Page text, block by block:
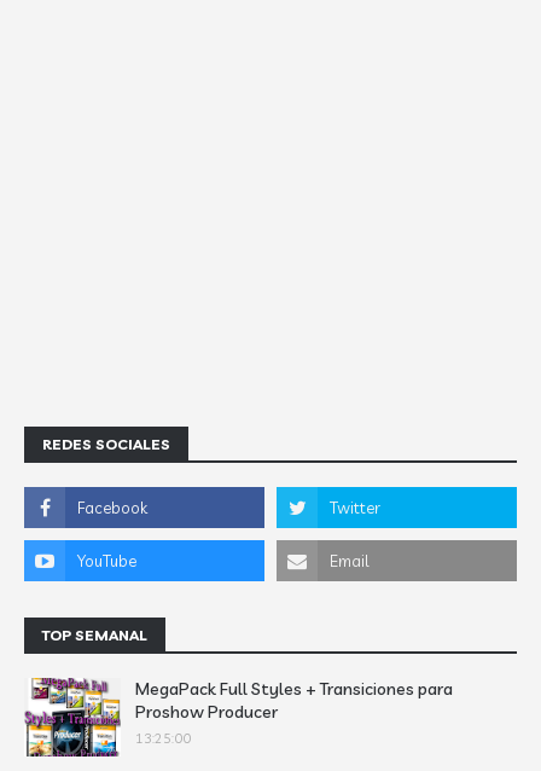
REDES SOCIALES
TOP SEMANAL
MegaPack Full Styles + Transiciones para
Proshow Producer
13:25:00